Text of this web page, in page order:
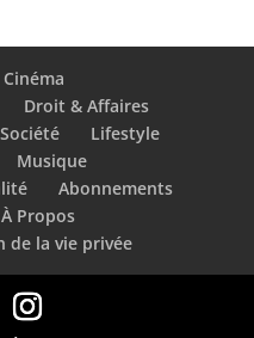
Cinéma
Droit & Affaires
Société
Lifestyle
Musique
Abonnements
À Propos
de la vie privée